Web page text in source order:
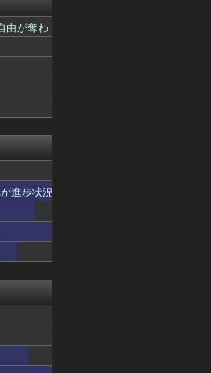
...
由が奪わ
進歩状況